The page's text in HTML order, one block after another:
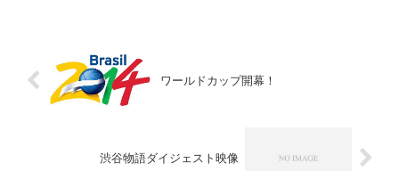
ワールドカップ開幕！
渋谷物語ダイジェスト映像